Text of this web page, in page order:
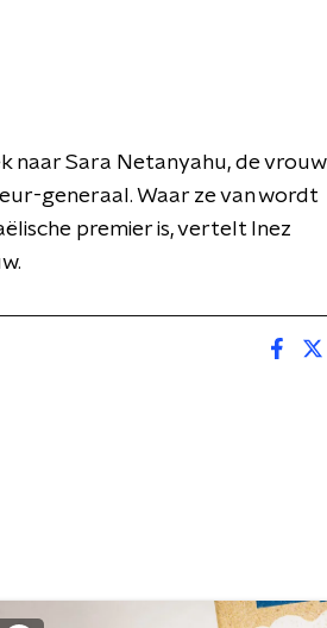
naar Sara Netanyahu, de vrouw
generaal. Waar ze van wordt
premier is, vertelt Inez